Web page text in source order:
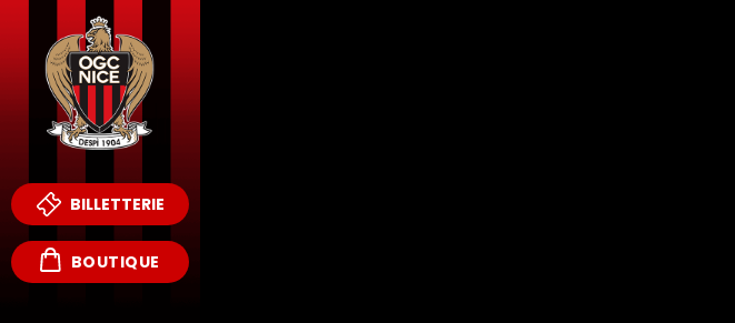
BILLETTERIE
BOUTIQUE